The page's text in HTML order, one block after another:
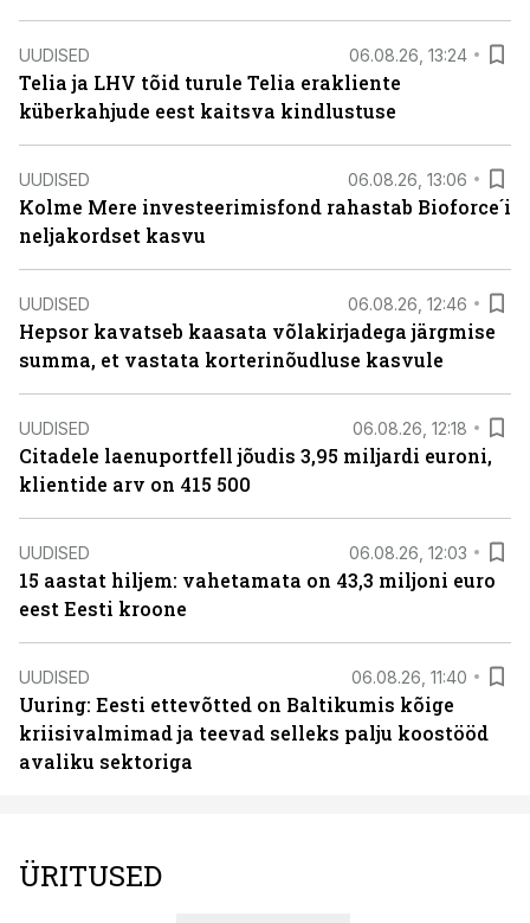
UUDISED 06.08.26, 13:24
Telia ja LHV tõid turule Telia erakliente
küberkahjude eest kaitsva kindlustuse
UUDISED 06.08.26, 13:06
Kolme Mere investeerimisfond rahastab Bioforce´i
neljakordset kasvu
UUDISED 06.08.26, 12:46
Hepsor kavatseb kaasata võlakirjadega järgmise
summa, et vastata korterinõudluse kasvule
UUDISED 06.08.26, 12:18
Citadele laenuportfell jõudis 3,95 miljardi euroni,
klientide arv on 415 500
UUDISED 06.08.26, 12:03
15 aastat hiljem: vahetamata on 43,3 miljoni euro
eest Eesti kroone
UUDISED 06.08.26, 11:40
Uuring: Eesti ettevõtted on Baltikumis kõige
kriisivalmimad ja teevad selleks palju koostööd
avaliku sektoriga
ÜRITUSED